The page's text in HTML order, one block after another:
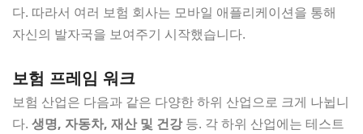
다. 따라서 여러 보험 회사는 모바일 애플리케이션을 통해
자신의 발자국을 보여주기 시작했습니다.
보험 프레임 워크
보험 산업은 다음과 같은 다양한 하위 산업으로 크게 나뉩니
다. 생명, 자동차, 재산 및 건강등. 각 하위 산업에는 테스트